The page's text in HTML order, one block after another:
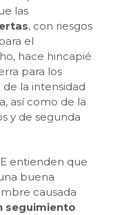
las
, con riesgos
el
hace hincapié
para los
la intensidad
así como de la
y de segunda
entienden que
buena
causada
seguimiento